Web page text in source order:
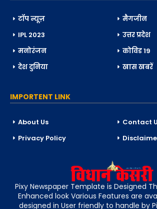
टॉप न्यूज़
मैगजीन
IPL 2023
उत्तर प्रदेश
मनोरंजन
कोविड 19
देश दुनिया
खास खबरें
IMPORTENT LINK
About Us
Contact
Privacy Policy
Pixy Newspaper Template is Designed
Enhanced look Various Features are
designed in User friendly to handle by